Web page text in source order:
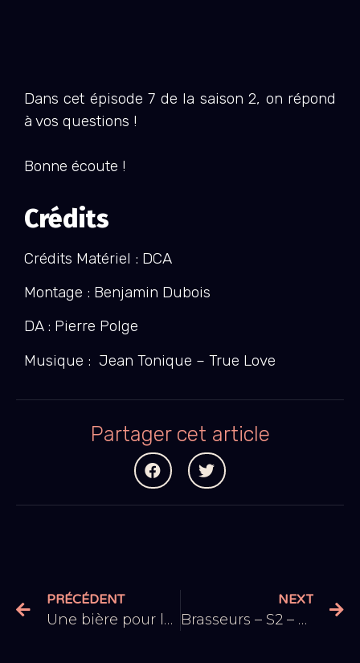
Dans cet épisode 7 de la saison 2, on répond
à vos questions !
Bonne écoute !
Crédits
Crédits Matériel : DCA
Montage : Benjamin Dubois
DA : Pierre Polge
Musique : Jean Tonique – True Love
Partager cet article
PRÉCÉDENT
Une bière pour la madjaques
NEXT
Brasseurs – S2 – E8 : Nos prochaines bières